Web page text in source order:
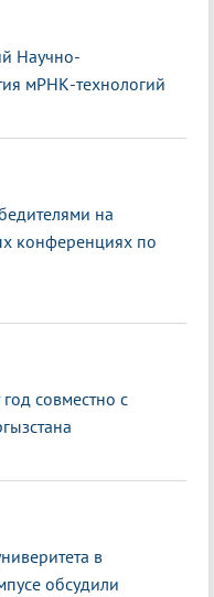
Научно-
мРНК-технологий
на
конференциях по
совместно с
в
обсудили